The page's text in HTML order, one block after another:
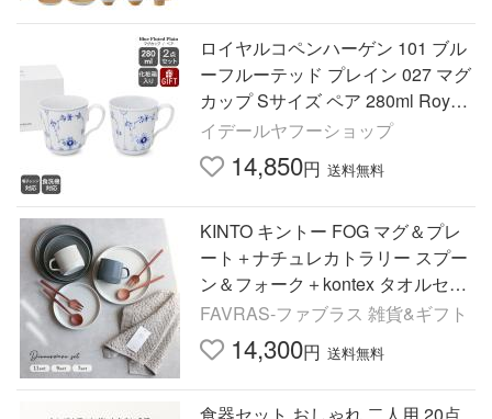
ロイヤルコペンハーゲン 101 ブル
ーフルーテッド プレイン 027 マグ
カップ Sサイズ ペア 280ml Royal
Copenhagen Blue Fluted Plain 爆
買
イデールヤフーショップ
14,850円 送料無料
KINTO キントー FOG マグ＆プレ
ート＋ナチュレカトラリー スプー
ン＆フォーク＋kontex タオルセッ
ト(結婚祝い 食器セット ペア プレ
ゼント 贈り物 新築祝い)
FAVRAS-ファブラス 雑貨&ギフト
14,300円 送料無料